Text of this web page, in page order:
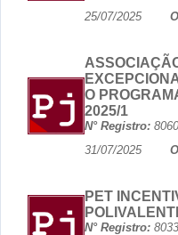
25/07/2025
O
2025/1
N° Registro:
31/07/2025
PET
N° Registro: